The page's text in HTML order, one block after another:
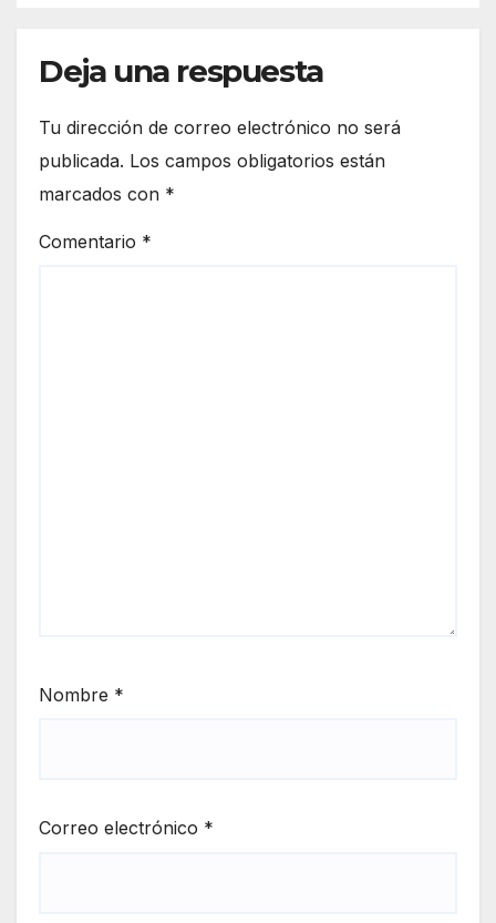
Deja una respuesta
Tu dirección de correo electrónico no será
publicada. Los campos obligatorios están
marcados con *
Comentario *
Nombre *
Correo electrónico *